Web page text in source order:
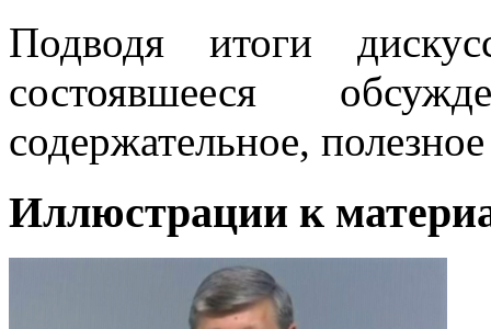
Подводя итоги
состоявшееся
содержательное,
Иллюстрации к